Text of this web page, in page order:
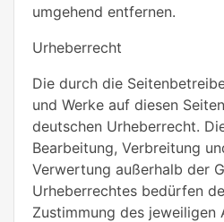
umgehend entfernen.
Urheberrecht
Die durch die
und Werke auf diesen
deutschen Urheberrecht.
Bearbeitung, Verbreitung
Verwertung außerhalb der
Urheberrechtes bedürfen
Zustimmung des jeweiligen